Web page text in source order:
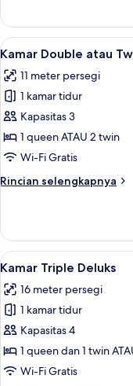
Kamar
Double
Klasik
Lihat
semua
foto
untuk
Kamar
Double
atau
Comfort
6
Kamar Double atau
11 meter persegi
1 kamar tidur
Kapasitas 3
1 queen ATAU 2 twin
Wi-Fi Gratis
Rincian selengkapnya
Rincian
Kamar
Double
atau
Comfort
Lihat
semua
foto
untuk
Kamar
Triple
Deluks
5
Kamar Triple Deluks
16 meter persegi
1 kamar tidur
Kapasitas 4
1 queen dan 1 twin
Wi-Fi Gratis